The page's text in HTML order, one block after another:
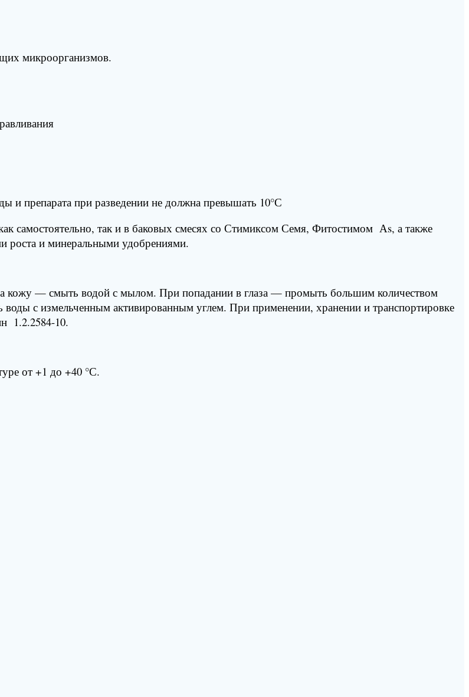
микроорганизмов.
и препарата при разведении не должна превышать 10°С
самостоятельно, так и в баковых смесях со Стимиксом Семя, Фитостимом Аs, а также
роста и минеральными удобрениями.
кожу — смыть водой с мылом. При попадании в глаза — промыть большим количеством
с измельченным активированным углем. При применении, хранении и транспортировке
1.2.2584-10.
от +1 до +40 °С.